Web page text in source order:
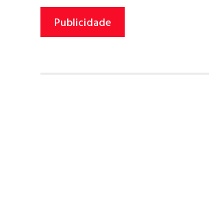
Publicidade